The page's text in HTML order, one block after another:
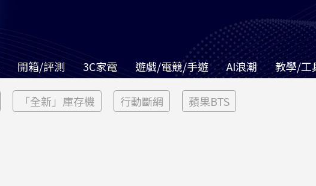
開箱/評測 3C家電 遊戲/電競/手遊 AI浪潮 教學/工
「全新」庫存機 行動斷網 蘋果BTS